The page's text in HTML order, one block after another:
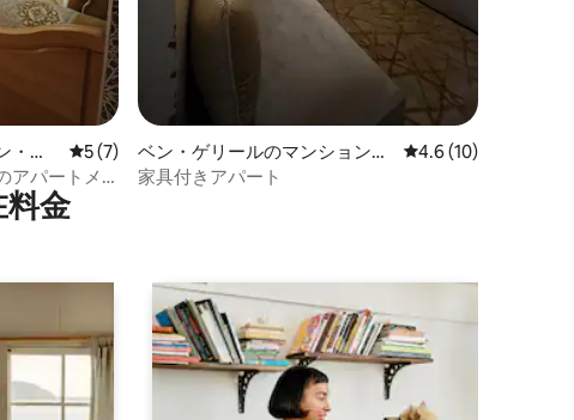
価
・ア
レビュー7件、5つ星中5つ星の平均評価
5 (7)
アパートメ
ベン・ゲリールのマンション・
アパート
レビュー10件、5つ
4.6 (10)
家具付きアパート
金